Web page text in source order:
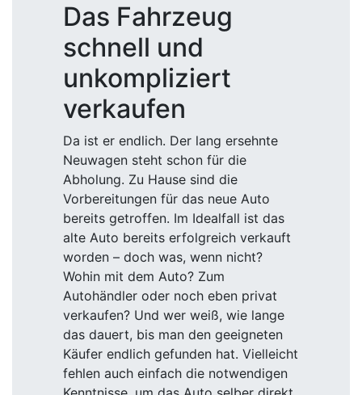
Das Fahrzeug
schnell und
unkompliziert
verkaufen
Da ist er endlich. Der lang ersehnte
Neuwagen steht schon für die
Abholung. Zu Hause sind die
Vorbereitungen für das neue Auto
bereits getroffen. Im Idealfall ist das
alte Auto bereits erfolgreich verkauft
worden – doch was, wenn nicht?
Wohin mit dem Auto? Zum
Autohändler oder noch eben privat
verkaufen? Und wer weiß, wie lange
das dauert, bis man den geeigneten
Käufer endlich gefunden hat. Vielleicht
fehlen auch einfach die notwendigen